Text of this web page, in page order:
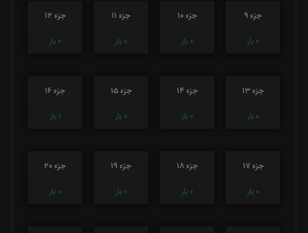
جزء 9
0 بار
جزء 10
0 بار
جزء 11
0 بار
جزء 12
0 بار
جزء 13
0 بار
جزء 14
0 بار
جزء 15
0 بار
جزء 16
1 بار
جزء 17
0 بار
جزء 18
0 بار
جزء 19
0 بار
جزء 20
0 بار